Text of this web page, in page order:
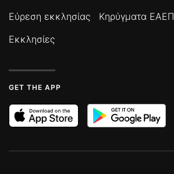
Εύρεση εκκλησίας
Κηρύγματα ΕΑΕΠ
Εκκλησίες
GET THE APP